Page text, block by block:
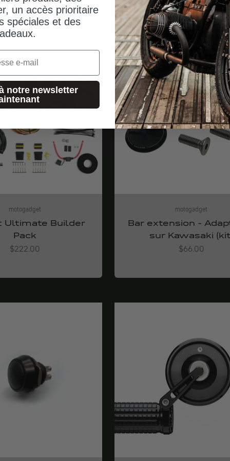
motogadget
Ultimate Builder
Pack
Angebot
$222.00
expéditions depuis
motogadget
Bar extension -
sur Kawasaki
Angebot
$66.00
un accès prioritaire
spéciales et des
notre newsletter